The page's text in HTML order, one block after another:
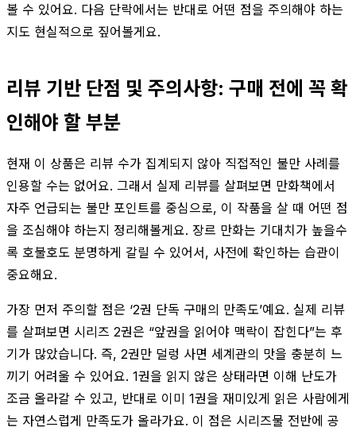
볼 수 있어요. 다음 단락에서는 반대로 어떤 점을 주의해야 하는
지도 현실적으로 짚어볼게요.
리뷰 기반 단점 및 주의사항: 구매 전에 꼭 확
인해야 할 부분
현재 이 상품은 리뷰 수가 집계되지 않아 직접적인 불만 사례를
인용할 수는 없어요. 그래서 실제 리뷰를 살펴보면 만화책에서
자주 언급되는 불만 포인트를 중심으로, 이 작품을 살 때 어떤 점
을 조심해야 하는지 정리해볼게요. 장르 만화는 기대치가 높을수
록 호불호도 분명하게 갈릴 수 있어서, 사전에 확인하는 습관이
중요해요.
가장 먼저 주의할 점은 ‘2권 단독 구매의 만족도’예요. 실제 리뷰
를 살펴보면 시리즈 2권은 “앞권을 읽어야 맥락이 잡힌다”는 후
기가 많았습니다. 즉, 2권만 덜렁 사면 세계관의 맛을 충분히 느
끼기 어려울 수 있어요. 1권을 읽지 않은 상태라면 이해 난도가
조금 올라갈 수 있고, 반대로 이미 1권을 재미있게 읽은 사람에게
는 자연스럽게 만족도가 올라가요. 이 점은 시리즈물 전반에 공